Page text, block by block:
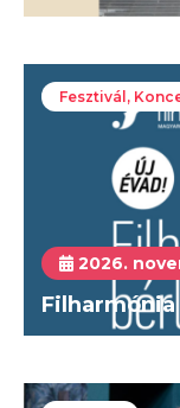
Fesztivál,
2026.